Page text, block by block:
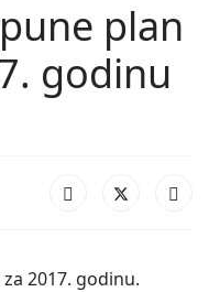
plan
godinu
2017. godinu.